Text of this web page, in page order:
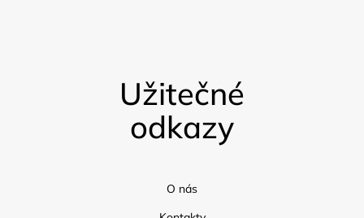
Užitečné
odkazy
O nás